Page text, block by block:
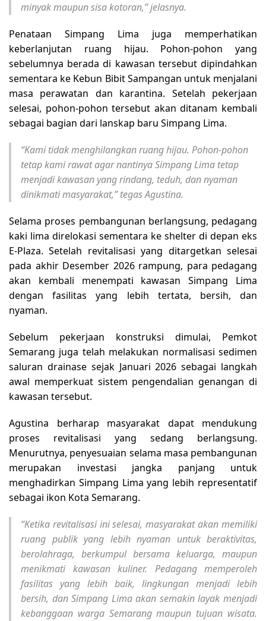
minyak maupun sisa kotoran,” jelasnya.
Penataan Simpang Lima juga memperhatikan
keberlanjutan ruang hijau. Pohon-pohon yang
sebelumnya berada di kawasan tersebut dipindahkan
sementara ke Kebun Bibit Sampangan untuk menjalani
masa perawatan dan karantina. Setelah pekerjaan
selesai, pohon-pohon tersebut akan ditanam kembali
sebagai bagian dari lanskap baru Simpang Lima.
“Kami tidak menghilangkan ruang hijau. Pohon-pohon
tetap kami rawat agar nantinya Simpang Lima tetap
menjadi kawasan yang rindang, teduh, dan nyaman
dinikmati masyarakat,” tegas Agustina.
Selama proses pembangunan berlangsung, pedagang
kaki lima direlokasi sementara ke shelter di depan eks
E-Plaza. Setelah revitalisasi yang ditargetkan selesai
pada akhir Desember 2026 rampung, para pedagang
akan kembali menempati kawasan Simpang Lima
dengan fasilitas yang lebih tertata, bersih, dan
nyaman.
Sebelum pekerjaan konstruksi dimulai, Pemkot
Semarang juga telah melakukan normalisasi sedimen
saluran drainase sejak Januari 2026 sebagai langkah
awal memperkuat sistem pengendalian genangan di
kawasan tersebut.
Agustina berharap masyarakat dapat mendukung
proses revitalisasi yang sedang berlangsung.
Menurutnya, penyesuaian selama masa pembangunan
merupakan investasi jangka panjang untuk
menghadirkan Simpang Lima yang lebih representatif
sebagai ikon Kota Semarang.
“Ketika revitalisasi ini selesai, masyarakat akan memiliki
ruang publik yang lebih nyaman untuk beraktivitas,
berolahraga, berkumpul bersama keluarga, maupun
menikmati kawasan kuliner. Pedagang memperoleh
fasilitas yang lebih baik, lingkungan menjadi lebih
bersih, dan Simpang Lima akan semakin layak menjadi
kebanggaan warga Semarang maupun tujuan wisata.